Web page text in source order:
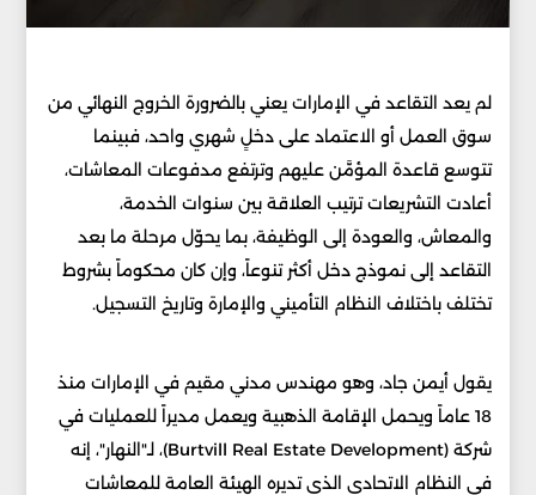
لم يعد التقاعد في الإمارات يعني بالضرورة الخروج النهائي من
سوق العمل أو الاعتماد على دخلٍ شهري واحد، فبينما
تتوسع قاعدة المؤمَّن عليهم وترتفع مدفوعات المعاشات،
أعادت التشريعات ترتيب العلاقة بين سنوات الخدمة،
والمعاش، والعودة إلى الوظيفة، بما يحوّل مرحلة ما بعد
التقاعد إلى نموذج دخل أكثر تنوعاً، وإن كان محكوماً بشروط
تختلف باختلاف النظام التأميني والإمارة وتاريخ التسجيل.
يقول أيمن جاد، وهو مهندس مدني مقيم في الإمارات منذ
18 عاماً ويحمل الإقامة الذهبية ويعمل مديراً للعمليات في
شركة (Burtvill Real Estate Development)، لـ"النهار"، إنه
في النظام الاتحادي الذي تديره الهيئة العامة للمعاشات